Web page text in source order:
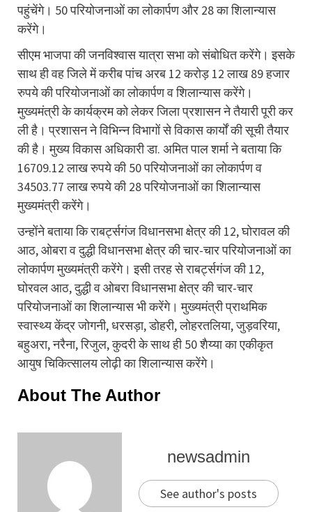
पहुंचेंगे। 50 परियोजनाओं का लोकार्पण और 28 का शिलान्यास
करेंगे।
सीएम भाजपा की जनविश्वास यात्रा सभा को संबोधित करेंगे। इसके
साथ ही वह जिले में करीब पांच अरब 12 करोड़ 12 लाख 89 हजार
रुपये की परियोजनाओं का लोकार्पण व शिलान्यास करेंगे।
मुख्यमंत्री के कार्यक्रम को लेकर जिला प्रशासन ने तैयारी पूरी कर
ली है। प्रशासन ने विभिन्न विभागों से विकास कार्यों की सूची तैयार
की है। मुख्य विकास अधिकारी डा. अमित पाल शर्मा ने बताया कि
16709.12 लाख रुपये की 50 परियोजनाओं का लोकार्पण व
34503.77 लाख रुपये की 28 परियोजनाओं का शिलान्यास
मुख्यमंत्री करेंगे।
उन्होंने बताया कि राबर्ट्सगंज विधानसभा क्षेत्र की 12, घोरावल की
आठ, ओबरा व दुद्धी विधानसभा क्षेत्र की चार-चार परियोजनाओं का
लोकार्पण मुख्यमंत्री करेंगे। इसी तरह से राबर्ट्सगंज की 12,
घोरवल आठ, दुद्धी व ओबरा विधानसभा क्षेत्र की चार-चार
परियोजनाओं का शिलान्यास भी करेंगे। मुख्यमंत्री प्राथमिक
स्वास्थ्य केंद्र जोगनी, धरसड़ा, डोहरी, लोहरतलिया, जुड़वरिया,
बहुअरा, नरैना, रिजुल, कुदरी के साथ ही 50 शैय्या का एकीकृत
आयुष चिकित्सालय लोढ़ी का शिलान्यास करेंगे।
About The Author
newsadmin
See author's posts